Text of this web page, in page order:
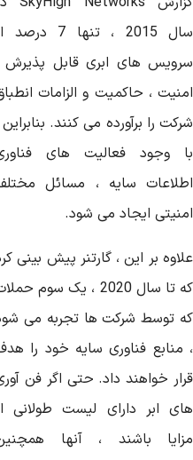
سال 2015 ، تنها 7 درصد از
های ابری قابل پذیرش ،
، حاکمیت و الزامات انطباق
را برآورده می کنند. بنابراین ،
وجود فعالیت های فناوری
سایه ، مسائل مختلف
ایجاد می شود.
بر این ، گارتنر پیش بینی کرد
که تا سال 2020 ، یک سوم حملات
توسط شرکت ها تجربه می شود
منابع فناوری سایه خود را هدف
خواهند داد. حتی اگر فن آوری
ابر دارای لیست طولانی از
باشند ، آنها همچنین